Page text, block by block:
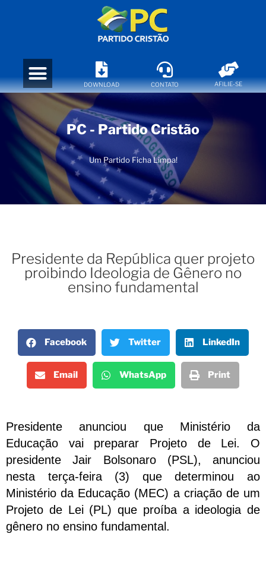
DOWNLOAD CONTATO AFILIE-SE
PC - Partido Cristão
Um Partido Ficha Limpa!
Presidente da República quer projeto
proibindo Ideologia de Gênero no
ensino fundamental
Facebook Twitter LinkedIn
Email WhatsApp Print
Presidente anunciou que Ministério da
Educação vai preparar Projeto de Lei. O
presidente Jair Bolsonaro (PSL), anunciou
nesta terça-feira (3) que determinou ao
Ministério da Educação (MEC) a criação de um
Projeto de Lei (PL) que proíba a ideologia de
gênero no ensino fundamental.